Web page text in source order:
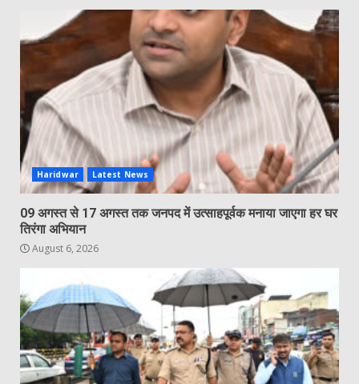
Haridwar Latest News
09 अगस्त से 17 अगस्त तक जनपद में उत्साहपूर्वक मनाया जाएगा हर घर
तिरंगा अभियान
August 6, 2026